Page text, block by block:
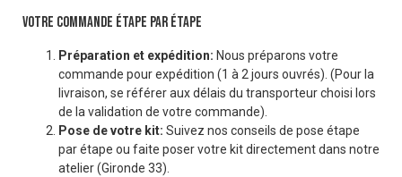
VOTRE COMMANDE ÉTAPE PAR ÉTAPE
Préparation et expédition: Nous préparons votre
commande pour expédition (1 à 2 jours ouvrés). (Pour la
livraison, se référer aux délais du transporteur choisi lors
de la validation de votre commande).
Pose de votre kit: Suivez nos conseils de pose étape
par étape ou faite poser votre kit directement dans notre
atelier (Gironde 33).